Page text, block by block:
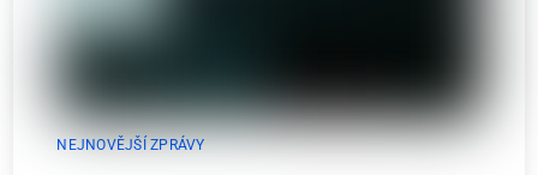
NEJNOVĚJŠÍ ZPRÁVY